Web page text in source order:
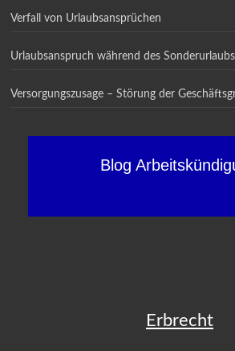
Verfall von Urlaubsansprüchen
Urlaubsanspruch während des Sonderurlaubs
Versorgungszusage – Störung der
Blog
Erbrecht